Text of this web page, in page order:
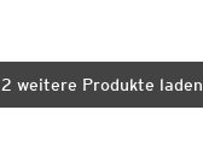
2 weitere Produkte laden